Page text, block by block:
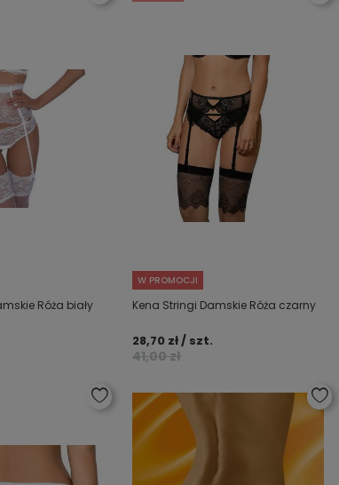
Róża biały
W PROMOCJI
Kena Stringi Damskie Róża czarny
41,00 zł
28,70 zł / szt.